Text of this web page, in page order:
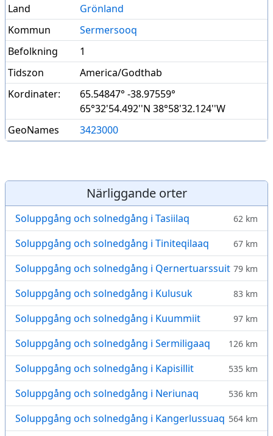
Land
Grönland
Kommun
Sermersooq
Befolkning
1
Tidszon
America/Godthab
Kordinater:
65.54847° -38.97559°
65°32'54.492''N 38°58'32.124''W
GeoNames
3423000
Närliggande orter
Soluppgång och solnedgång i Tasiilaq 62 km
Soluppgång och solnedgång i Tiniteqilaaq 67 km
Soluppgång och solnedgång i Qernertuarssuit 79 km
Soluppgång och solnedgång i Kulusuk 83 km
Soluppgång och solnedgång i Kuummiit 97 km
Soluppgång och solnedgång i Sermiligaaq 126 km
Soluppgång och solnedgång i Kapisillit 535 km
Soluppgång och solnedgång i Neriunaq 536 km
Soluppgång och solnedgång i Kangerlussuaq 564 km